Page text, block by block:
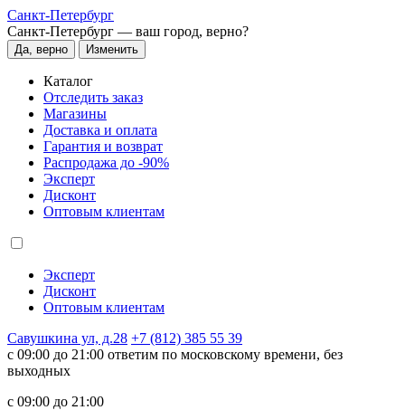
Санкт-Петербург
Санкт-Петербург — ваш город, верно?
Да, верно Изменить
Каталог
Отследить заказ
Магазины
Доставка и оплата
Гарантия и возврат
Распродажа до -90%
Эксперт
Дисконт
Оптовым клиентам
Эксперт
Дисконт
Оптовым клиентам
Савушкина ул, д.28 +7 (812) 385 55 39
c 09:00 до 21:00 ответим по московскому времени, без
выходных
c 09:00 до 21:00